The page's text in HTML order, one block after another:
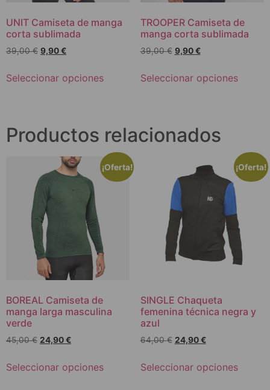
UNIT Camiseta de manga
corta sublimada
39,00€ 9,90€
Seleccionar opciones
TROOPER Camiseta de
manga corta sublimada
39,00€ 9,90€
Seleccionar opciones
Productos relacionados
¡Oferta!
BOREAL Camiseta de
manga larga masculina
verde
45,00€ 24,90€
Seleccionar opciones
¡Oferta!
SINGLE Chaqueta
femenina técnica negra y
azul
64,00€ 24,90€
Seleccionar opciones